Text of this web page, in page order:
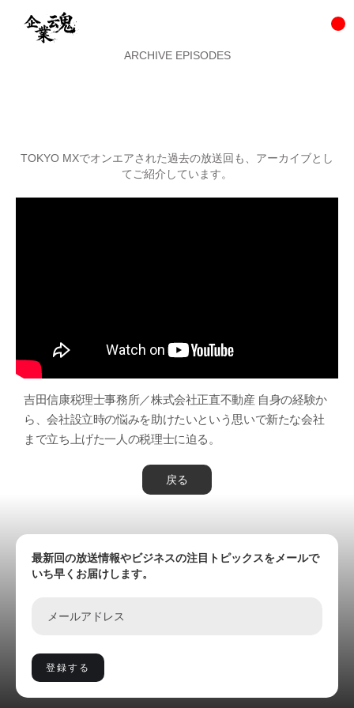
ARCHIVE EPISODES
TOKYO MXでオンエアされた過去の放送回も、アーカイブとし
てご紹介しています。
吉田信康税理士事務所／株式会社正直不動産 自身の経験か
ら、会社設立時の悩みを助けたいという思いで新たな会社
まで立ち上げた一人の税理士に迫る。
戻る
最新回の放送情報やビジネスの注目トピックスをメールで
いち早くお届けします。